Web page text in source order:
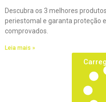
Descubra os 3 melhores
periestomal e garanta proteção
comprovados.
Leia mais »